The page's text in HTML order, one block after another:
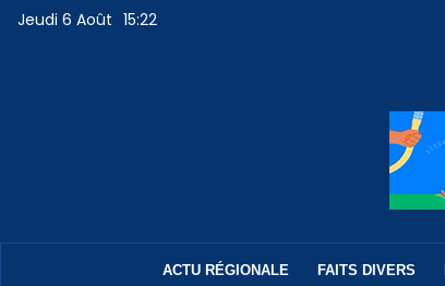
Jeudi 6 Août 15:22
ACTU RÉGIONALE FAITS DIVERS